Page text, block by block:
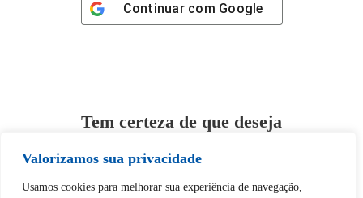
Valorizamos sua privacidade
Usamos cookies para melhorar sua experiência de navegação,
Continuar com Google
Tem certeza de que deseja
Desbloquear esquerda : 0